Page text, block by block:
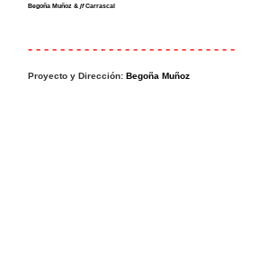
Begoña Muñoz & jfCarrascal
- - - - - - - - - - - - - - - - - - - - - - - - - -
Proyecto y Dirección: Begoña Muñoz